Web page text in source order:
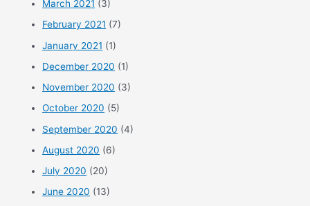
March 2021 (3)
February 2021 (7)
January 2021 (1)
December 2020 (1)
November 2020 (3)
October 2020 (5)
September 2020 (4)
August 2020 (6)
July 2020 (20)
June 2020 (13)